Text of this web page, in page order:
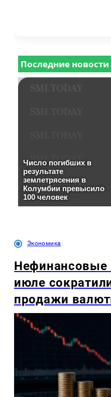
Экономика
июле
продажи